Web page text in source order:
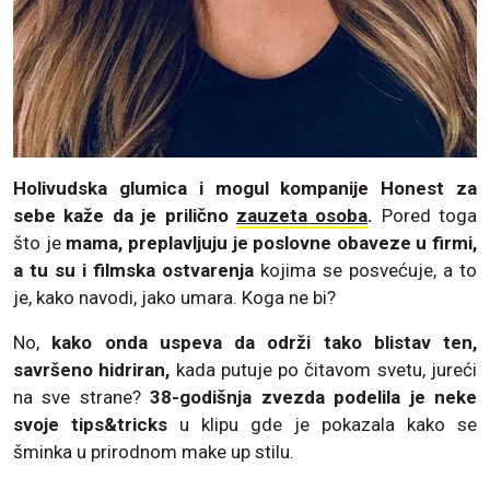
Holivudska glumica i mogul kompanije Honest za
sebe kaže da je prilično zauzeta osoba. Pored toga
što je mama, preplavljuju je poslovne obaveze u firmi,
a tu su i filmska ostvarenja kojima se posvećuje, a to
je, kako navodi, jako umara. Koga ne bi?
No, kako onda uspeva da održi tako blistav ten,
savršeno hidriran, kada putuje po čitavom svetu, jureći
na sve strane?38-godišnja zvezda podelila je neke
svoje tips&tricks u klipu gde je pokazala kako se
šminka u prirodnom make up stilu.